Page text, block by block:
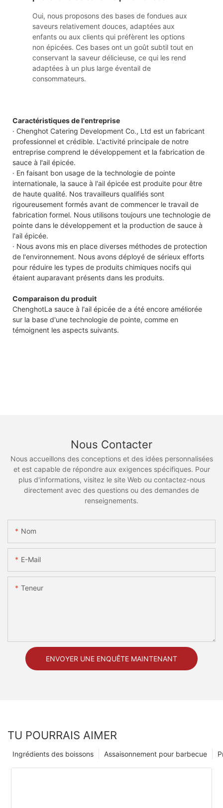
Oui, nous proposons des bases de fondues aux
saveurs relativement douces, adaptées aux
enfants ou aux clients qui préfèrent les options
non épicées. Ces bases ont un goût subtil tout en
conservant la saveur délicieuse, ce qui les rend
adaptées à un plus large éventail de
consommateurs.
Caractéristiques de l'entreprise
· Chenghot Catering Development Co., Ltd est un fabricant
professionnel et crédible. L'activité principale de notre
entreprise comprend le développement et la fabrication de
sauce à l'ail épicée.
· En faisant bon usage de la technologie de pointe
internationale, la sauce à l'ail épicée est produite pour être
de haute qualité. Nos travailleurs qualifiés sont
rigoureusement formés avant de commencer le travail de
fabrication formel. Nous utilisons toujours une technologie de
pointe dans le développement et la production de sauce à
l'ail épicée.
· Nous avons mis en place diverses méthodes de protection
de l'environnement. Nous avons déployé de sérieux efforts
pour réduire les types de produits chimiques nocifs qui
étaient auparavant présents dans les produits.
Comparaison du produit
ChenghotLa sauce à l'ail épicée de a été encore améliorée
sur la base d'une technologie de pointe, comme en
témoignent les aspects suivants.
Nous Contacter
Nous accueillons des conceptions et des idées personnalisées
et est capable de répondre aux exigences spécifiques. Pour
plus d'informations, visitez le site Web ou contactez-nous
directement avec des questions ou des demandes de
renseignements.
Nom
E-Mail
Teneur
ENVOYER UNE ENQUÊTE MAINTENANT
TU POURRAIS AIMER
Assaisonnement pour barbecue
Ingrédients des boissons